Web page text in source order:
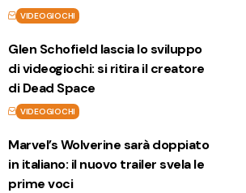
VIDEOGIOCHI
Glen Schofield lascia lo sviluppo
di videogiochi: si ritira il creatore
di Dead Space
VIDEOGIOCHI
Marvel’s Wolverine sarà doppiato
in italiano: il nuovo trailer svela le
prime voci